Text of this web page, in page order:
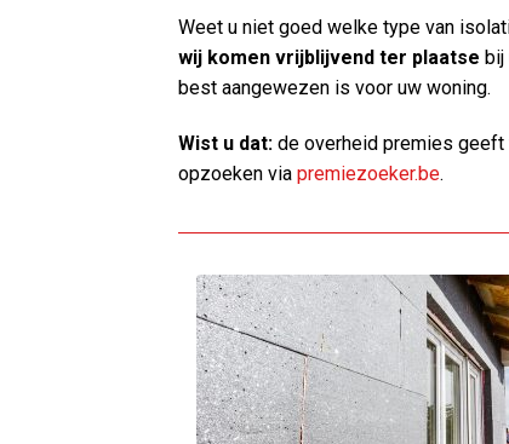
Weet u niet goed welke type van
wij komen vrijblijvend ter plaatse bij
best aangewezen is voor uw woning.
Wist u dat: de overheid premies geeft
opzoeken via premiezoeker.be.